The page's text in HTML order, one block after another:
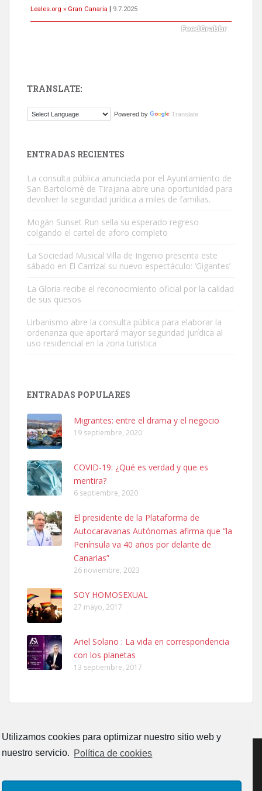
Utilizamos cookies para optimizar nuestro sitio web y
nuestro servicio. Política de cookies
Leales.org » Gran Canaria
9.7.2025
Este gato macho ha aparecido en la calle hace menos de un mes,
Adopción urgente
Busco adopción responsable para mi perra. Pastor alemán,
hembra, 4 años. Por motivos personales ...
Leales.org » Gran Canaria
Ninfa perdida
El día 5 se los perdió una ninfa papillera, asustada tiene miedo a la
calle, se perdió por la zon...
Leales.org » Gran Canaria
6.7.2025
Adopcion
Busco casa de acogida para mi perrita ya que por temas de trabajo
no la puedo tener. Solo gente r...
Gata joven encontrada
TRANSLATE:
Powered by Translate
ENTRADAS RECIENTES
La consulta pública anunciada por el Ayuntamiento de
San Bartolomé de Tirajana abre una oportunidad para
devolver la seguridad jurídica a miles de familias.
Mogán Sunset Run sella su esperado regreso
colgando el cartel de aforo completo
La Sociedad Musical Villa de Ingenio presenta este
sábado en El Carrizal su nuevo espectáculo: ‘Gigantes’
La Gloria recibe el reconocimiento oficial por la calidad
de sus quesos
Urbanismo abre la consulta pública para elaborar la
ordenanza que aportará mayor seguridad jurídica al
uso residencial en la zona turística
ENTRADAS POPULARES
Migrantes: entre el drama y el negocio
19 septiembre, 2020
COVID-19: ¿Qué es verdad y que es
mentira?
6 septiembre, 2020
El presidente de la Plataforma de
Autocaravanas Autónomas afirma que “la
Península va 40 años por delante de
Canarias”
26 noviembre, 2023
SOY HOMOSEXUAL
27 mayo, 2017
Ariel Solano : La vida en correspondencia
con los planetas
13 septiembre, 2017